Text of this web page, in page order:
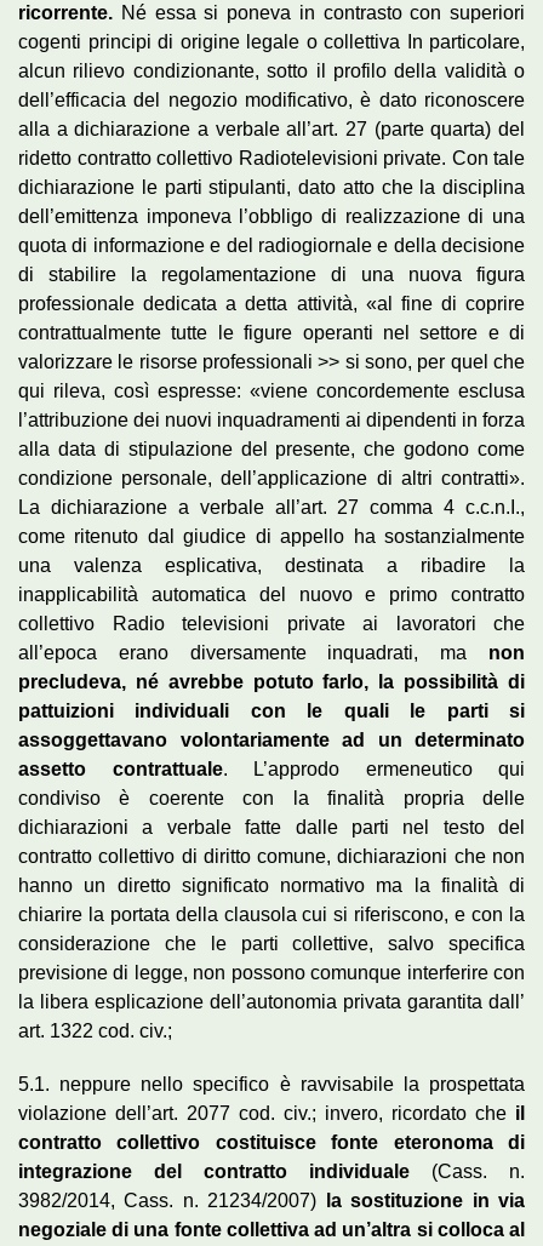
ricorrente. Né essa si poneva in contrasto con superiori
cogenti principi di origine legale o collettiva In particolare,
alcun rilievo condizionante, sotto il profilo della validità o
dell’efficacia del negozio modificativo, è dato riconoscere
alla a dichiarazione a verbale all’art. 27 (parte quarta) del
ridetto contratto collettivo Radiotelevisioni private. Con tale
dichiarazione le parti stipulanti, dato atto che la disciplina
dell’emittenza imponeva l’obbligo di realizzazione di una
quota di informazione e del radiogiornale e della decisione
di stabilire la regolamentazione di una nuova figura
professionale dedicata a detta attività, «al fine di coprire
contrattualmente tutte le figure operanti nel settore e di
valorizzare le risorse professionali >> si sono, per quel che
qui rileva, così espresse: «viene concordemente esclusa
l’attribuzione dei nuovi inquadramenti ai dipendenti in forza
alla data di stipulazione del presente, che godono come
condizione personale, dell’applicazione di altri contratti».
La dichiarazione a verbale all’art. 27 comma 4 c.c.n.I.,
come ritenuto dal giudice di appello ha sostanzialmente
una valenza esplicativa, destinata a ribadire la
inapplicabilità automatica del nuovo e primo contratto
collettivo Radio televisioni private ai lavoratori che
all’epoca erano diversamente inquadrati, ma non
precludeva, né avrebbe potuto farlo, la possibilità di
pattuizioni individuali con le quali le parti si
assoggettavano volontariamente ad un determinato
assetto contrattuale. L’approdo ermeneutico qui
condiviso è coerente con la finalità propria delle
dichiarazioni a verbale fatte dalle parti nel testo del
contratto collettivo di diritto comune, dichiarazioni che non
hanno un diretto significato normativo ma la finalità di
chiarire la portata della clausola cui si riferiscono, e con la
considerazione che le parti collettive, salvo specifica
previsione di legge, non possono comunque interferire con
la libera esplicazione dell’autonomia privata garantita dall’
art. 1322 cod. civ.;
5.1. neppure nello specifico è ravvisabile la prospettata
violazione dell’art. 2077 cod. civ.; invero, ricordato che il
contratto collettivo costituisce fonte eteronoma di
integrazione del contratto individuale (Cass. n.
3982/2014, Cass. n. 21234/2007)
la sostituzione in via
negoziale di una fonte collettiva ad un’altra si colloca al